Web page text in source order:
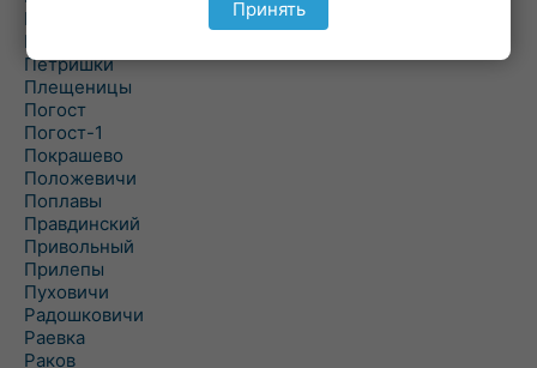
Пастовичи
Першаи
Петришки
Плещеницы
Погост
Погост-1
Покрашево
Положевичи
Поплавы
Правдинский
Привольный
Прилепы
Пуховичи
Радошковичи
Раевка
Раков
Принять